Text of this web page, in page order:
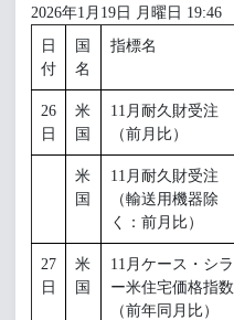
2026年1月19日 月曜日 19:46
日
付
国
名
指標名
26
日
米
国
11月耐久財受注
（前月比）
米
国
11月耐久財受注
（輸送用機器除
く：前月比）
27
日
米
国
11月ケース・シラ
ー米住宅価格指数
（前年同月比）